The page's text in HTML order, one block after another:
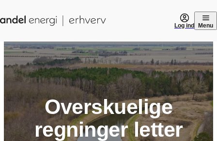
Log ind Menu
Overskuelige
regninger letter